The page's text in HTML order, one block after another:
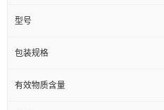
型号
包装规格
有效物质含量